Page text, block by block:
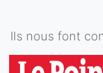
Ils nous font